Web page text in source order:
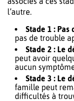
l’autre.
Stade 1 : Pas
pas de trouble
Stade 2 : Le
peut avoir
aucun
Stade 3 : Le
famille peut
difficultés à